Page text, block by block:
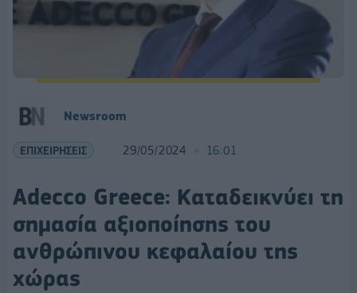
Newsroom
ΕΠΙΧΕΙΡΗΣΕΙΣ 29/05/2024 16:01
Adecco Greece: Καταδεικνύει τη
σημασία αξιοποίησης του
ανθρώπινου κεφαλαίου της
χώρας